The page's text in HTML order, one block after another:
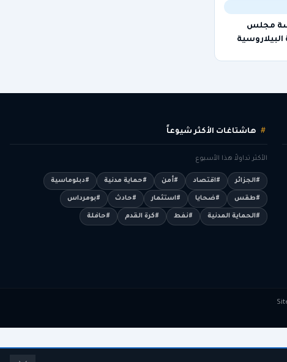
مجلس
هاشتاغات الأكثر شيوعاً
الأكثر تداولاً هذا الأسبوع
#الجزائر #اقتصاد #أمن #حماية مدنية #دبلوماسية
#طقس #ضحايا #استثمار #حادث #بومرداس
#الحماية المدنية #نفط #كرة القدم #حافلة